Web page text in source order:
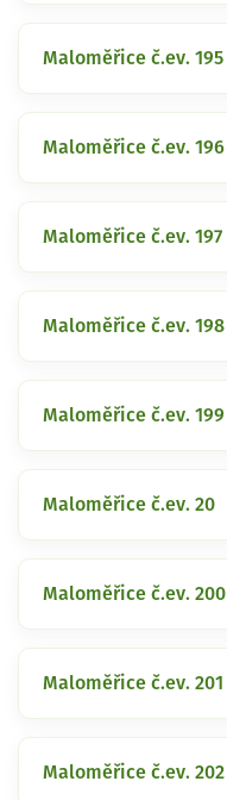
Maloměřice č.ev. 195
Maloměřice č.ev. 196
Maloměřice č.ev. 197
Maloměřice č.ev. 198
Maloměřice č.ev. 199
Maloměřice č.ev. 20
Maloměřice č.ev. 200
Maloměřice č.ev. 201
Maloměřice č.ev. 202